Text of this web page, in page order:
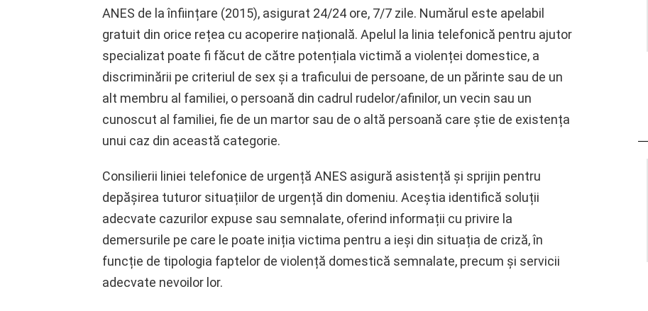
ANES de la înființare (2015), asigurat 24/24 ore, 7/7 zile. Numărul este apelabil
gratuit din orice rețea cu acoperire națională. Apelul la linia telefonică pentru ajutor
specializat poate fi făcut de către potențiala victimă a violenței domestice, a
discriminării pe criteriul de sex și a traficului de persoane, de un părinte sau de un
alt membru al familiei, o persoană din cadrul rudelor/afinilor, un vecin sau un
cunoscut al familiei, fie de un martor sau de o altă persoană care știe de existența
unui caz din această categorie.
Consilierii liniei telefonice de urgență ANES asigură asistență și sprijin pentru
depășirea tuturor situațiilor de urgență din domeniu. Aceștia identifică soluții
adecvate cazurilor expuse sau semnalate, oferind informații cu privire la
demersurile pe care le poate iniția victima pentru a ieși din situația de criză, în
funcție de tipologia faptelor de violență domestică semnalate, precum și servicii
adecvate nevoilor lor.